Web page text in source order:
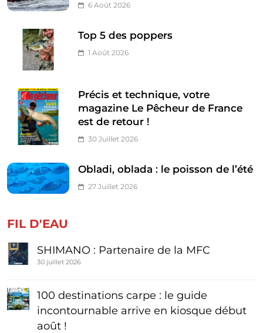
6 Août 2026
Top 5 des poppers
1 Août 2026
Précis et technique, votre
magazine Le Pêcheur de France
est de retour !
30 Juillet 2026
Obladi, oblada : le poisson de l’été
27 Juillet 2026
FIL D'EAU
SHIMANO : Partenaire de la MFC
30 juillet 2026
100 destinations carpe : le guide
incontournable arrive en kiosque début
août !